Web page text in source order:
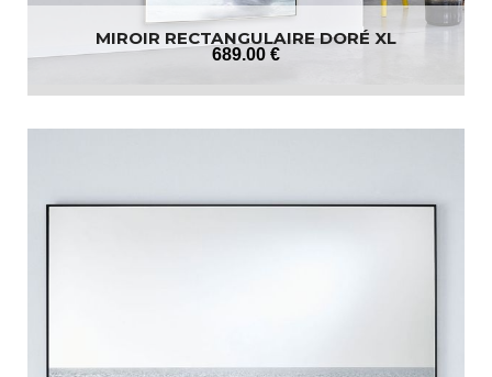
MIROIR RECTANGULAIRE DORÉ XL
689.00 €